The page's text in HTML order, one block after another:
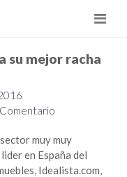
su mejor racha
muy muy
en España del
Idealista.com,